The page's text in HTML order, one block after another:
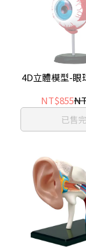
4D立體模型-眼
NT$855
已售完